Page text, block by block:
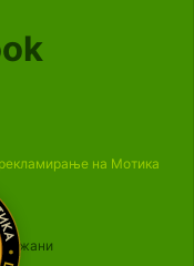
на Мотика